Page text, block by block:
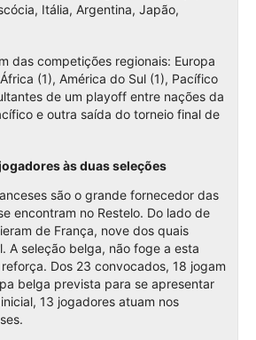
Itália, Argentina, Japão,
das competições regionais: Europa
(1), América do Sul (1), Pacífico
de um playoff entre nações da
e outra saída do torneio final de
às duas seleções
são o grande fornecedor das
encontram no Restelo. Do lado de
de França, nove dos quais
A seleção belga, não foge a esta
reforça. Dos 23 convocados, 18 jogam
belga prevista para se apresentar
13 jogadores atuam nos